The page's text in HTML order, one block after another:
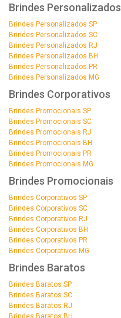
Brindes Personalizados
Brindes Personalizados SP
Brindes Personalizados SC
Brindes Personalizados RJ
Brindes Personalizados BH
Brindes Personalizados PR
Brindes Personalizados MG
Brindes Corporativos
Brindes Promocionais SP
Brindes Promocionais SC
Brindes Promocionais RJ
Brindes Promocionais BH
Brindes Promocionais PR
Brindes Promocionais MG
Brindes Promocionais
Brindes Corporativos SP
Brindes Corporativos SC
Brindes Corporativos RJ
Brindes Corporativos BH
Brindes Corporativos PR
Brindes Corporativos MG
Brindes Baratos
Brindes Baratos SP
Brindes Baratos SC
Brindes Baratos RJ
Brindes Baratos BH